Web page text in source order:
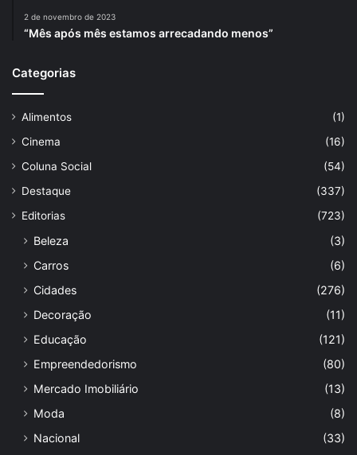
2 de novembro de 2023
“Mês após mês estamos arrecadando menos”
Categorias
Alimentos
(1)
Cinema
(16)
Coluna Social
(54)
Destaque
(337)
Editorias
(723)
Beleza
(3)
Carros
(6)
Cidades
(276)
Decoração
(11)
Educação
(121)
Empreendedorismo
(80)
Mercado Imobiliário
(13)
Moda
(8)
Nacional
(33)